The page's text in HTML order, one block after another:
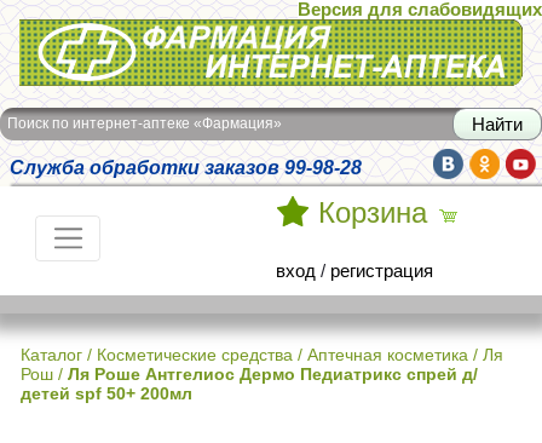
Интернет-аптека Фармация
Версия для слабовидящих
Поиск по интернет-аптеке «Фармация»
Служба обработки заказов 99-98-28
Корзина
вход / регистрация
Каталог / Косметические средства / Аптечная косметика / Ля
Рош / Ля Роше Антгелиос Дермо Педиатрикс спрей д/
детей spf 50+ 200мл